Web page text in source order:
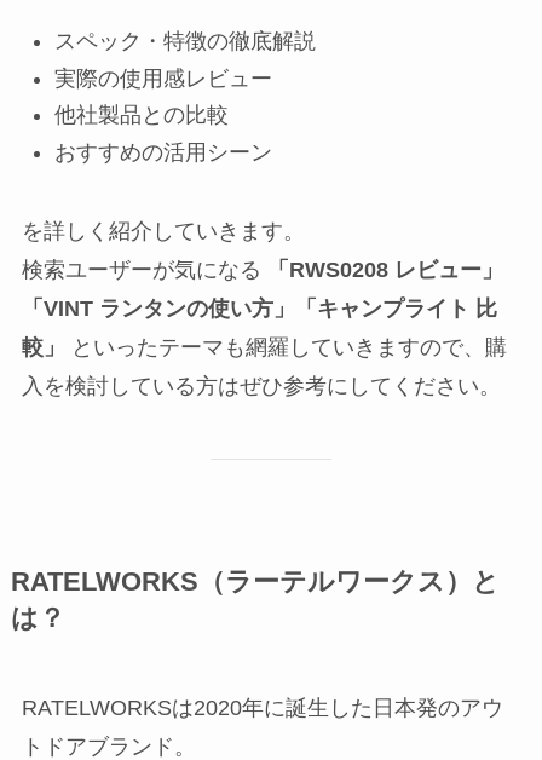
スペック・特徴の徹底解説
実際の使用感レビュー
他社製品との比較
おすすめの活用シーン
を詳しく紹介していきます。
検索ユーザーが気になる
「RWS0208 レビュー」
「VINT ランタンの使い方」「キャンプライト 比
較」
といったテーマも網羅していきますので、購
入を検討している方はぜひ参考にしてください。
RATELWORKS（ラーテルワークス）と
は？
RATELWORKSは2020年に誕生した日本発のアウ
トドアブランド。